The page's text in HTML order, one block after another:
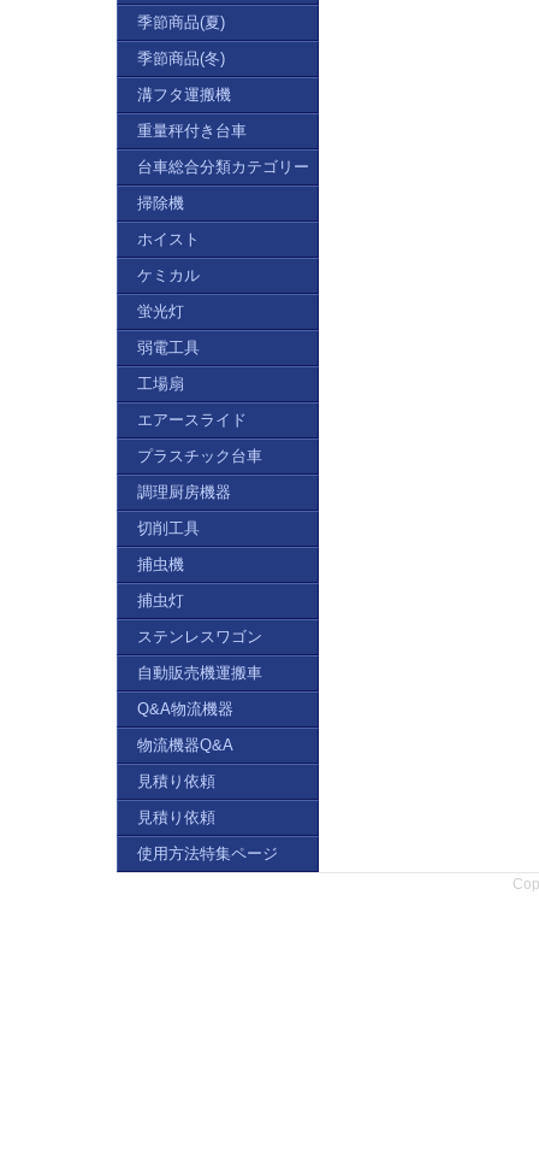
季節商品(夏)
季節商品(冬)
溝フタ運搬機
重量秤付き台車
台車総合分類カテゴリー
掃除機
ホイスト
ケミカル
蛍光灯
弱電工具
工場扇
エアースライド
プラスチック台車
調理厨房機器
切削工具
捕虫機
捕虫灯
ステンレスワゴン
自動販売機運搬車
Q&A物流機器
物流機器Q&A
見積り依頼
見積り依頼
使用方法特集ページ